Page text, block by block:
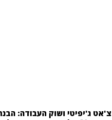
צ'אט ג'יפיטי ושוק העבודה: